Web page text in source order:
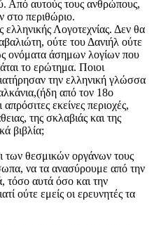
Από αυτούς τους ανθρώπους,
στο περιθώριο.
ελληνικής Λογοτεχνίας. Δεν θα
ούτε του Δανιήλ ούτε
ονόματα άσημων λογίων που
το ερώτημα. Ποιοι
την ελληνική γλώσσα
από τον 18ο
εκείνες περιοχές,
της σκλαβιάς και της
βιβλία;
θεσμικών οργάνων τους
να τα ανασύρουμε από την
τόσο αυτά όσο και την
ούτε εμείς οι ερευνητές τα